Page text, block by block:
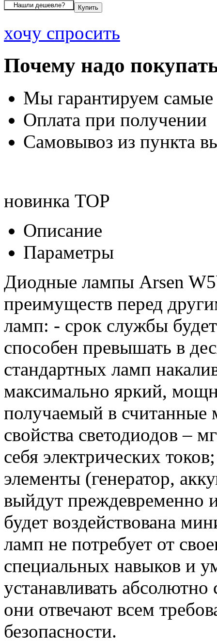
хочу спросить
Почему надо
Мы гарантируем
Оплата при получении
Самовывоз из пункта
новинка TOP
Описание
Параметры
Диодные лампы Arsen
преимуществ перед
ламп: - срок службы
способен превышать в
стандартных ламп
максимально яркий,
получаемый в считанные
свойства светодиодов –
себя электрических
элементы (генератор,
выйдут преждевременно
будет воздействована
ламп не потребует от
специальных навыков и
устанавливать
они отвечают всем
безопасности.